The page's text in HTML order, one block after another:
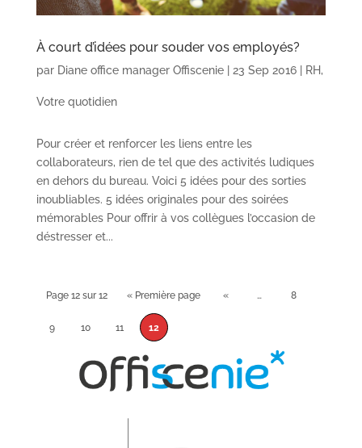
À court d’idées pour souder vos employés?
par Diane office manager Offiscenie| 23 Sep 2016| RH,
Votre quotidien
Pour créer et renforcer les liens entre les
collaborateurs, rien de tel que des activités ludiques
en dehors du bureau. Voici 5 idées pour des sorties
inoubliables. 5 idées originales pour des soirées
mémorables Pour offrir à vos collègues l’occasion de
déstresser et...
Page 12 sur 12 « Première page « … 8
9 10 11 12